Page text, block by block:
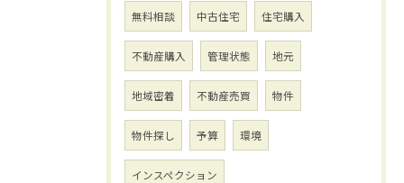
無料相談 中古住宅 住宅購入
不動産購入 管理状態 地元
地域密着 不動産売買 物件
物件探し 予算 環境
インスペクション